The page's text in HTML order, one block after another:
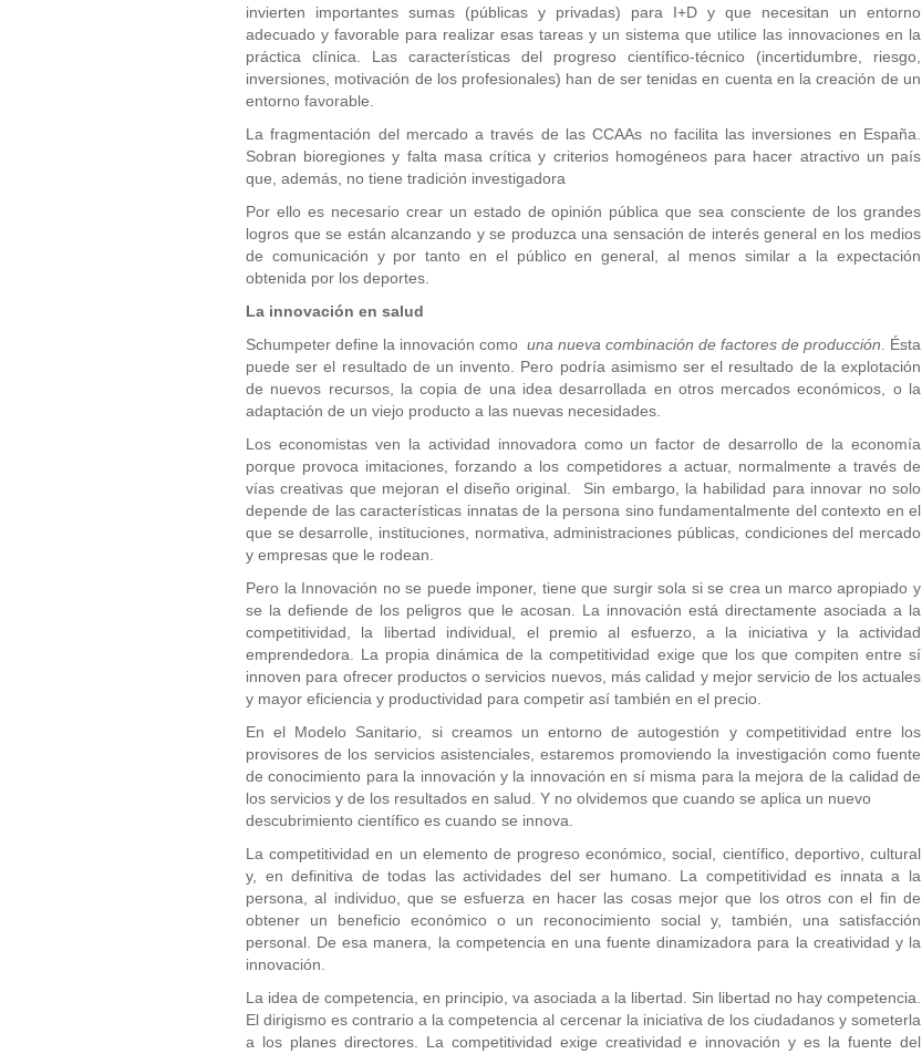
invierten importantes sumas (públicas y privadas) para I+D y que necesitan un entorno
adecuado y favorable para realizar esas tareas y un sistema que utilice las innovaciones en la
práctica clínica. Las características del progreso científico-técnico (incertidumbre, riesgo,
inversiones, motivación de los profesionales) han de ser tenidas en cuenta en la creación de un
entorno favorable.
La fragmentación del mercado a través de las CCAAs no facilita las inversiones en España.
Sobran bioregiones y falta masa crítica y criterios homogéneos para hacer atractivo un país
que, además, no tiene tradición investigadora
Por ello es necesario crear un estado de opinión pública que sea consciente de los grandes
logros que se están alcanzando y se produzca una sensación de interés general en los medios
de comunicación y por tanto en el público en general, al menos similar a la expectación
obtenida por los deportes.
La innovación en salud
Schumpeter define la innovación como una nueva combinación de factores de producción . Ésta
puede ser el resultado de un invento. Pero podría asimismo ser el resultado de la explotación
de nuevos recursos, la copia de una idea desarrollada en otros mercados económicos, o la
adaptación de un viejo producto a las nuevas necesidades.
Los economistas ven la actividad innovadora como un factor de desarrollo de la economía
porque provoca imitaciones, forzando a los competidores a actuar, normalmente a través de
vías creativas que mejoran el diseño original. Sin embargo, la habilidad para innovar no solo
depende de las características innatas de la persona sino fundamentalmente del contexto en el
que se desarrolle, instituciones, normativa, administraciones públicas, condiciones del mercado
y empresas que le rodean.
Pero la Innovación no se puede imponer, tiene que surgir sola si se crea un marco apropiado y
se la defiende de los peligros que le acosan. La innovación está directamente asociada a la
competitividad, la libertad individual, el premio al esfuerzo, a la iniciativa y la actividad
emprendedora. La propia dinámica de la competitividad exige que los que compiten entre sí
innoven para ofrecer productos o servicios nuevos, más calidad y mejor servicio de los actuales
y mayor eficiencia y productividad para competir así también en el precio.
En el Modelo Sanitario, si creamos un entorno de autogestión y competitividad entre los
provisores de los servicios asistenciales, estaremos promoviendo la investigación como fuente
de conocimiento para la innovación y la innovación en sí misma para la mejora de la calidad de
los servicios y de los resultados en salud. Y no olvidemos que cuando se aplica un nuevo
descubrimiento científico es cuando se innova.
La competitividad en un elemento de progreso económico, social, científico, deportivo, cultural
y, en definitiva de todas las actividades del ser humano. La competitividad es innata a la
persona, al individuo, que se esfuerza en hacer las cosas mejor que los otros con el fin de
obtener un beneficio económico o un reconocimiento social y, también, una satisfacción
personal. De esa manera, la competencia en una fuente dinamizadora para la creatividad y la
innovación.
La idea de competencia, en principio, va asociada a la libertad. Sin libertad no hay competencia.
El dirigismo es contrario a la competencia al cercenar la iniciativa de los ciudadanos y someterla
a los planes directores. La competitividad exige creatividad e innovación y es la fuente del